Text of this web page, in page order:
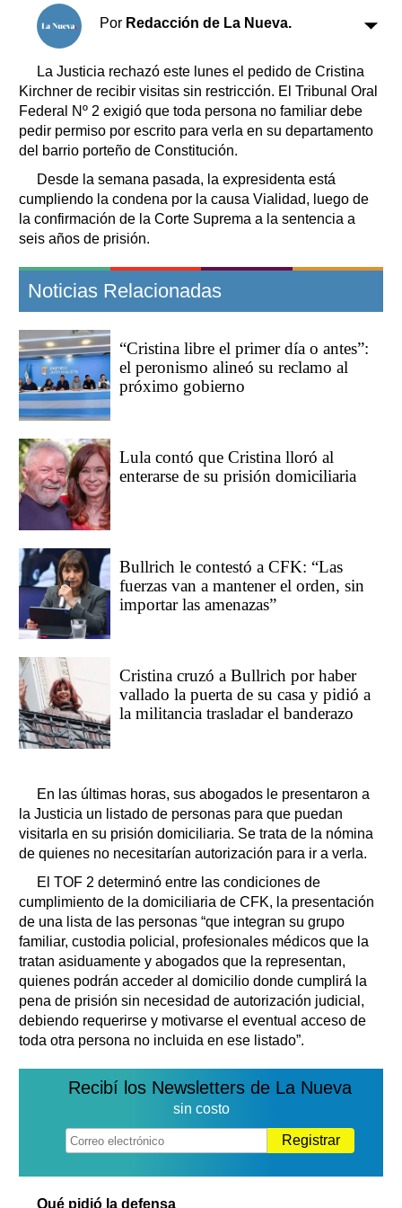
Clasificados
Horóscopo
Servicios
Farmacias
Transportes
Loterías
Datos Útiles
Fúnebres
Edictos
Teléfonos de urgencia
Por Redacción de La Nueva.
La Justicia rechazó este lunes el pedido de Cristina
Kirchner de recibir visitas sin restricción. El Tribunal Oral
Federal Nº 2 exigió que toda persona no familiar debe
pedir permiso por escrito para verla en su departamento
del barrio porteño de Constitución.
Desde la semana pasada, la expresidenta está
cumpliendo la condena por la causa Vialidad, luego de
la confirmación de la Corte Suprema a la sentencia a
seis años de prisión.
Noticias Relacionadas
“Cristina libre el primer día o antes”:
el peronismo alineó su reclamo al
próximo gobierno
Lula contó que Cristina lloró al
enterarse de su prisión domiciliaria
Bullrich le contestó a CFK: “Las
fuerzas van a mantener el orden, sin
importar las amenazas”
Cristina cruzó a Bullrich por haber
vallado la puerta de su casa y pidió a
la militancia trasladar el banderazo
En las últimas horas, sus abogados le presentaron a
la Justicia un listado de personas para que puedan
visitarla en su prisión domiciliaria. Se trata de la nómina
de quienes no necesitarían autorización para ir a verla.
El TOF 2 determinó entre las condiciones de
cumplimiento de la domiciliaria de CFK, la presentación
de una lista de las personas “que integran su grupo
familiar, custodia policial, profesionales médicos que la
tratan asiduamente y abogados que la representan,
quienes podrán acceder al domicilio donde cumplirá la
pena de prisión sin necesidad de autorización judicial,
debiendo requerirse y motivarse el eventual acceso de
toda otra persona no incluida en ese listado”.
Recibí los Newsletters de La Nueva
sin costo
Registrar
Qué pidió la defensa